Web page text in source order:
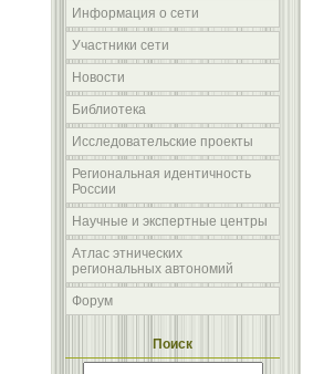
Информация о сети
Участники сети
Новости
Библиотека
Исследовательские проекты
Региональная идентичность
России
Научные и экспертные центры
Атлас этнических
региональных автономий
Форум
Поиск